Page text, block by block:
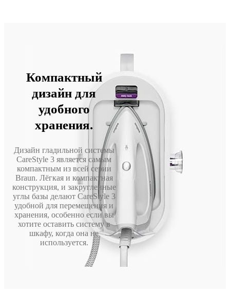
Компактный
дизайн для
удобного
хранения.
Дизайн гладильной системы
CareStyle 3 является самым
компактным из всей серии
Braun. Лёгкая и компактная
конструкция, и закругленные
углы базы делают CareStyle 3
удобной для перемещения и
хранения, особенно если вы
хотите оставить систему в
шкафу, когда она не
используется.